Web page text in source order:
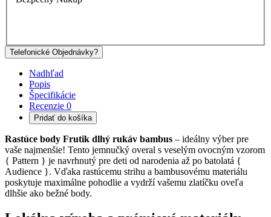
Telefonické Objednávky?
Nadhľad
Popis
Špecifikácie
Recenzie 0
Pridať do košíka
Rastúce body Frutik dlhý rukáv bambus – ideálny výber pre
vaše najmenšie! Tento jemnučký overal s veselým ovocným vzorom
{ Pattern } je navrhnutý pre deti od narodenia až po batolatá {
Audience }. Vďaka rastúcemu strihu a bambusovému materiálu
poskytuje maximálne pohodlie a vydrží vašemu zlatíčku oveľa
dlhšie ako bežné body.